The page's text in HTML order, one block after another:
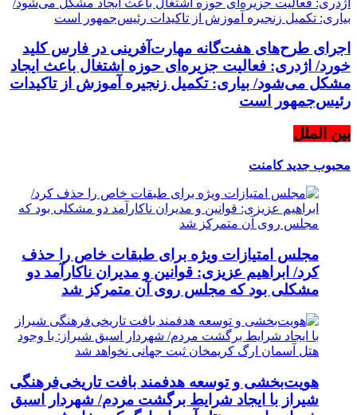
اجرای طرح‌های هفت‌گانه مهارت‌آفرینی در فارس کلید
خورد/ اژدری: فعالیت جزیره‌‌ای حوزه اشتغال باعث ایجاد
مشکل می‌شود/ بیاری: تکمیل زنجیره آموزش از تاکیدات
رئیس‌جمهور است
بین الملل
محبوب جدیدکامنت
مجلس امتیازات ویژه برای طبقات خاص را حذف
کرد/ ابراهیم عزیزی: قوانین و مدیران ناکارآمد دو
مشکلی بود که مجلس روی آن متمرکز شد
هویت‌بخشی و توسعه هدفمند بافت تاریخی‌فرهنگی
شیراز با ایجاد شرایط برگشت مردم/ شهردار اسبق